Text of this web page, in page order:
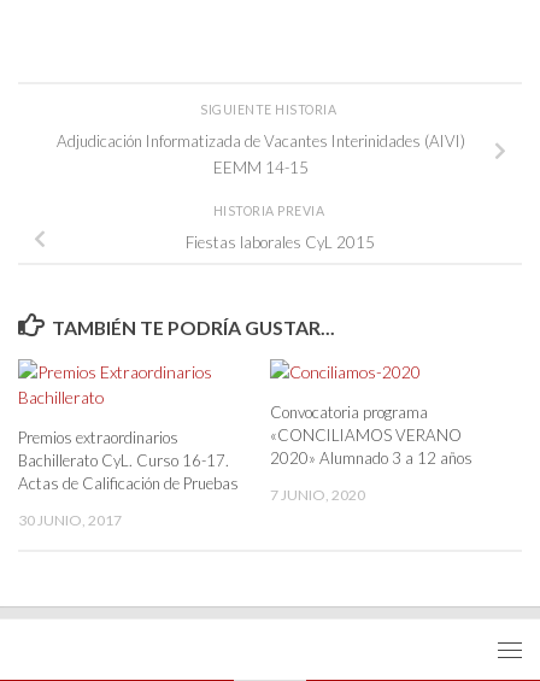
SIGUIENTE HISTORIA
Adjudicación Informatizada de Vacantes Interinidades (AIVI)
EEMM 14-15
HISTORIA PREVIA
Fiestas laborales CyL 2015
TAMBIÉN TE PODRÍA GUSTAR...
Premios extraordinarios
Bachillerato CyL. Curso 16-17.
Actas de Calificación de Pruebas
30 JUNIO, 2017
Convocatoria programa
«CONCILIAMOS VERANO
2020» Alumnado 3 a 12 años
7 JUNIO, 2020